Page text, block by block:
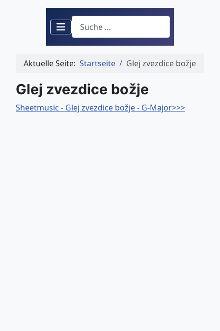
Suchen
Aktuelle Seite: Startseite Glej zvezdice božje
Glej zvezdice božje
Sheetmusic - Glej zvezdice božje - G-Major>>>